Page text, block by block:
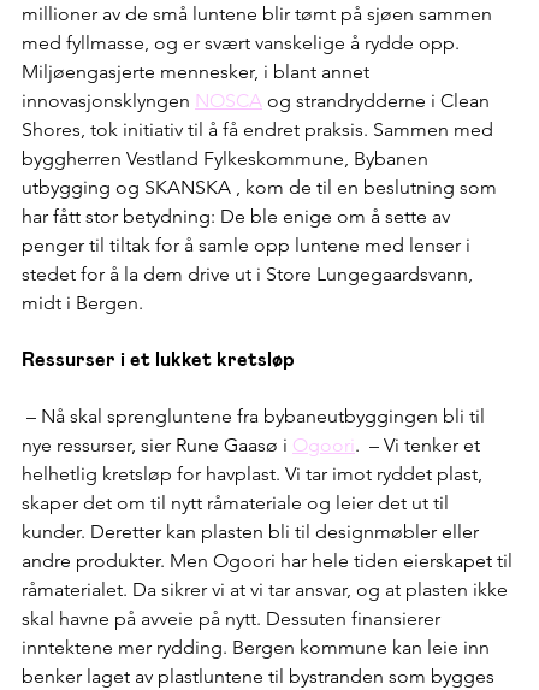
millioner av de små luntene blir tømt på sjøen sammen
med fyllmasse, og er svært vanskelige å rydde opp.
Miljøengasjerte mennesker, i blant annet
innovasjonsklyngen NOSCA og strandrydderne i Clean
Shores, tok initiativ til å få endret praksis. Sammen med
byggherren Vestland Fylkeskommune, Bybanen
utbygging og SKANSKA , kom de til en beslutning som
har fått stor betydning: De ble enige om å sette av
penger til tiltak for å samle opp luntene med lenser i
stedet for å la dem drive ut i Store Lungegaardsvann,
midt i Bergen.
Ressurser i et lukket kretsløp
nye ressurser, sier Rune Gaasø i Ogoori.  – Vi tenker et
helhetlig kretsløp for havplast. Vi tar imot ryddet plast,
skaper det om til nytt råmateriale og leier det ut til
kunder. Deretter kan plasten bli til designmøbler eller
andre produkter. Men Ogoori har hele tiden eierskapet til
råmaterialet. Da sikrer vi at vi tar ansvar, og at plasten ikke
skal havne på avveie på nytt. Dessuten finansierer
inntektene mer rydding. Bergen kommune kan leie inn
benker laget av plastluntene til bystranden som bygges